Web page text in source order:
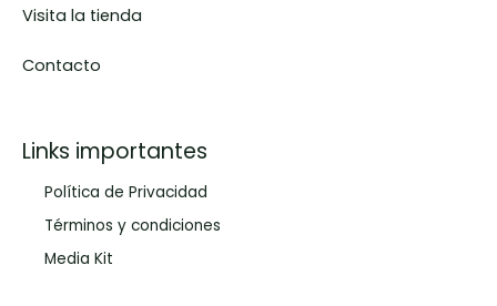
Visita la tienda
Contacto
Links importantes
Política de Privacidad
Términos y condiciones
Media Kit